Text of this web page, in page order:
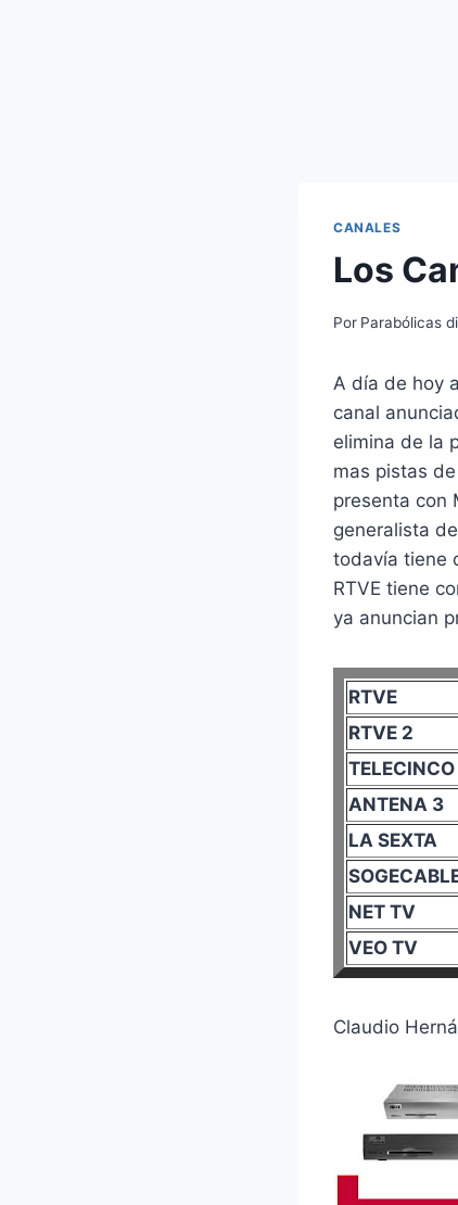
CANALES
Los
Por Parabólicas
A día de hoy
canal
elimina de la
mas pistas
presenta con
generalista
todavía tiene
RTVE tiene
ya anuncian
RTVE
RTVE 2
TELECINCO
ANTENA 3
LA SEXTA
NET TV
VEO TV
Claudio